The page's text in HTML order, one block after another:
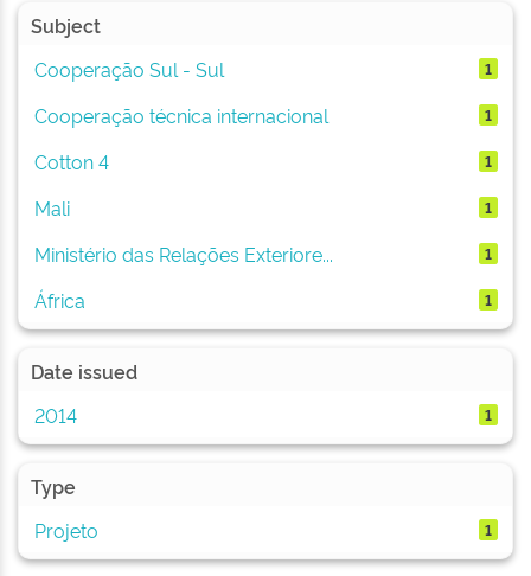
Subject
Cooperação Sul - Sul
1
Cooperação técnica internacional 1
Cotton 4 1
Mali 1
Ministério das Relações Exteriore... 1
África 1
Date issued
2014
1
Type
Projeto
1